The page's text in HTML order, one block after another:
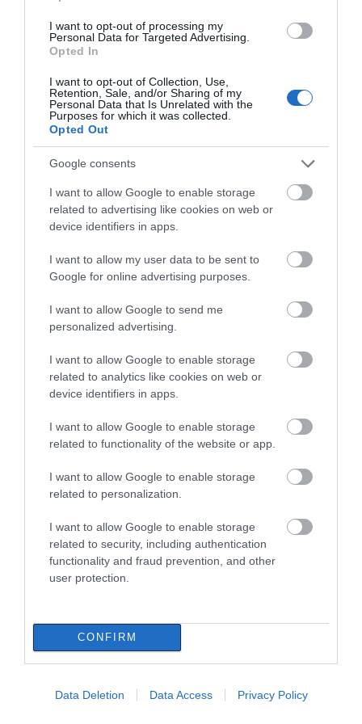
I want to opt-out of processing my
Personal Data for Targeted Advertising.
Opted In
I want to opt-out of Collection, Use,
Retention, Sale, and/or Sharing of my
Personal Data that Is Unrelated with the
Purposes for which it was collected.
Opted Out
Google consents
I want to allow Google to enable storage
related to advertising like cookies on web or
device identifiers in apps.
I want to allow my user data to be sent to
Google for online advertising purposes.
I want to allow Google to send me
personalized advertising.
I want to allow Google to enable storage
related to analytics like cookies on web or
device identifiers in apps.
I want to allow Google to enable storage
related to functionality of the website or app.
I want to allow Google to enable storage
related to personalization.
I want to allow Google to enable storage
related to security, including authentication
functionality and fraud prevention, and other
user protection.
CONFIRM
Data Deletion Data Access Privacy Policy
ζωή του σε τροχαίο με
αγριογούρουνο
07.08.2026 | 08:00
Φωτιά στη Σκύρο: Χωρίς ενεργό
μέτωπο – Παραμένουν ισχυρές
δυνάμεις της Πυροσβεστικής
07.08.2026 | 00:10
Συνελήφθη 63χρονη για τη φωτιά
στη Σκύρο
06.08.2026 | 23:15
για την Καλαμίτσα – Νέες εικόνες
και βίντεο
Εύβοια: Με κατάνυξη και πλήθος
Ωρεούς – Παρών ο Θανάσης
Ζεμπίλης
06.08.2026 | 22:00
Συντάξεις Σεπτεμβρίου 2026:
Πότε πληρώνονται οι δικαιούχοι –
Οι ημερομηνίες του e-ΕΦΚΑ
06.08.2026 | 21:40
που έπεσε από την γέφυρα: Τα
νεότερα για την υγεία της
06.08.2026 | 21:20
– Νέο βίντεο
06.08.2026 | 21:00
κατανάλωσης σύμφωνα με ειδικό
Όλες οι τελευταίες ειδήσεις
ΠΕΡΙΣΣΟΤΕΡΑ ΑΠΟ ΕΙΔΗΣΕΙΣ ΕΥΒΟΙΑ
Ποιες περιοχές δεν θα
στην Εύβοια
Καιρός: Πάνω από 35
θερμοκρασία στην
Εύβοια: Σήμερα το
ζωή του σε τροχαίο με
αγριογούρουνο
δυνάμεις της
Πυροσβεστικής